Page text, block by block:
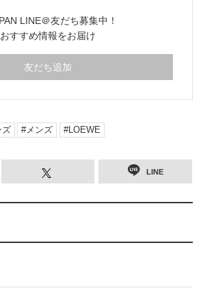
LINE＠友だち募集中！
おすすめ情報をお届け
友だち追加
ズ メンズ LOEWE
LINE